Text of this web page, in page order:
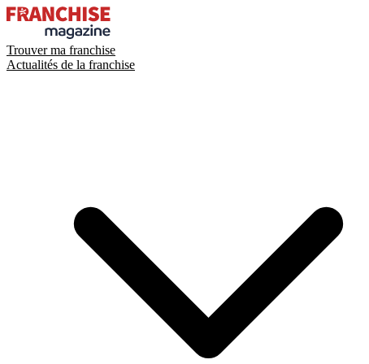
Trouver ma franchise
Actualités de la franchise